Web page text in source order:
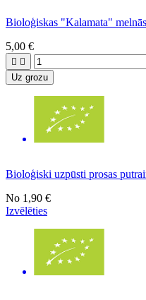
Bioloģiskas "Kalamata"
5,00 €
 
Uz grozu
Bioloģiski uzpūsti prosas
No 1,90 €
Izvēlēties